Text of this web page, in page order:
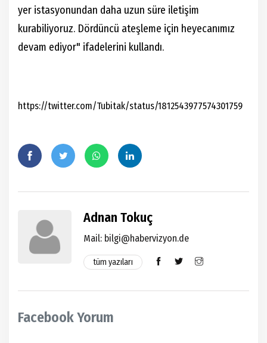
yer istasyonundan daha uzun süre iletişim
kurabiliyoruz. Dördüncü ateşleme için heyecanımız
devam ediyor" ifadelerini kullandı.
https://twitter.com/Tubitak/status/1812543977574301759
Adnan Tokuç
Mail: bilgi@habervizyon.de
tüm yazıları
Facebook Yorum